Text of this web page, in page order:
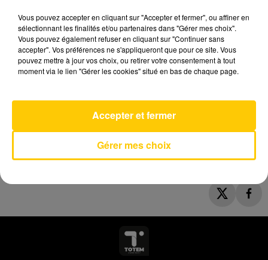
AVEYRON NORD
Vous pouvez accepter en cliquant sur "Accepter et fermer", ou affiner en
sélectionnant les finalités et/ou partenaires dans "Gérer mes choix".
Vous pouvez également refuser en cliquant sur "Continuer sans
accepter". Vos préférences ne s'appliqueront que pour ce site. Vous
pouvez mettre à jour vos choix, ou retirer votre consentement à tout
moment via le lien "Gérer les cookies" situé en bas de chaque page.
Gérer mes choix
Accepter et fermer